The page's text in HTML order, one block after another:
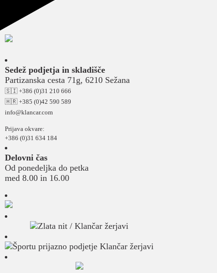
Sedež podjetja in skladišče
Partizanska cesta 71g, 6210 Sežana
🇸🇮 +386 (0)31 210 666
🇭🇷 +385 (0)42 590 589
info@klancar.com
Prijava okvare:
+386 (0)31 634 184
Delovni čas
Od ponedeljka do petka
med 8.00 in 16.00